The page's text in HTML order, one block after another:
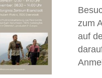
zum
auf